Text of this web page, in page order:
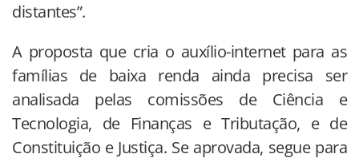
distantes”.
A proposta que cria o auxílio-internet para as
famílias de baixa renda ainda precisa ser
analisada pelas comissões de Ciência e
Tecnologia, de Finanças e Tributação, e de
Constituição e Justiça. Se aprovada, segue para